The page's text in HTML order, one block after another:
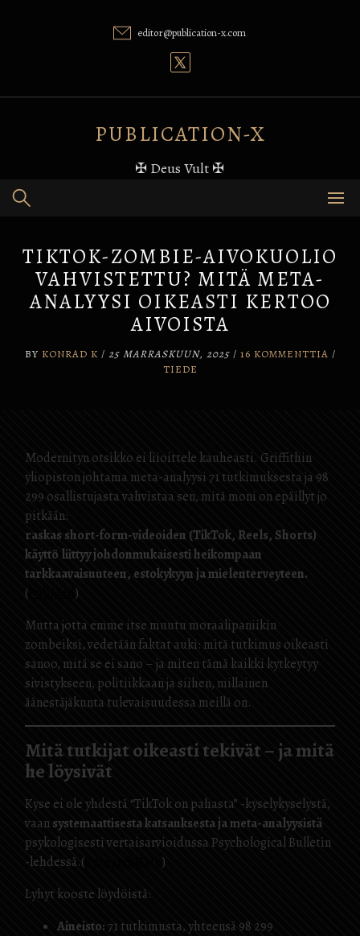
editor@publication-x.com
PUBLICATION-X
✠ Deus Vult ✠
TIKTOK-ZOMBIE-AIVOKUOLIO
VAHVISTETTU? MITÄ META-
ANALYYSI OIKEASTI KERTOO
AIVOISTA
BY KONRAD K / 25 MARRASKUUN, 2025/ 16 KOMMENTTIA /
TIEDE
Modernityn otsikko ei liioittele kauheasti. Griffithin
yliopiston johtama meta-analyysi 71 tutkimuksesta ja 98
299 osallistujasta vahvistaa sen, mitä moni on epäillyt jo
pitkään:
raskas short-form-videoiden (TikTok, Reels, Shorts)
käyttö liittyy johdonmukaisesti heikompaan
tarkkaavaisuuteen, estokykyyn ja mielenterveyteen.
(
)
Mutta jotta emme itse muutu moraalipaniikin
zombeiksi, vedetään faktat auki: mitä tutkimus oikeasti
sanoo, mitä se ei sano – ja miten tämä kaikki kytkeytyy
sivistykseen, politiikkaan ja siihen, millainen
äänestäjäkunta tulevaisuudessa meillä on.
Mitä tutkijat oikeasti tekivät – ja mitä
he löysivät
Kyse ei ole yhdestä “TikTok on pahasta” -kyselykyselystä,
vaansystemaattisesta katsauksesta ja meta-analyysistä
psykologisesti vertaisarvioidussa Psychological Bulletin
-lehdessä.(
)
Lyhyt kooste löydöistä:
Aineisto: 71 tutkimusta, yhteensä 98 299